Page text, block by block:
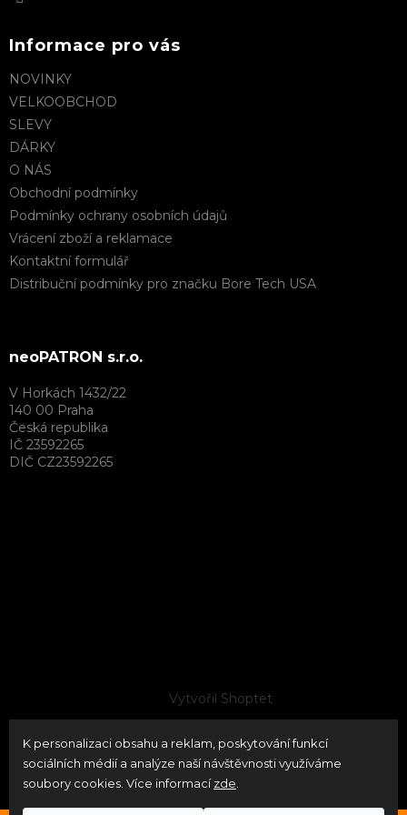
K personalizaci obsahu a reklam, poskytování funkcí
sociálních médií a analýze naší návštěvnosti využíváme
soubory cookies. Více informacízde
Informace pro vás
NOVINKY
VELKOOBCHOD
SLEVY
DÁRKY
O NÁS
Obchodní podmínky
Podmínky ochrany osobních údajů
Vrácení zboží a reklamace
Kontaktní formulář
Distribuční podmínky pro značku Bore Tech USA
neoPATRON s.r.o.
V Horkách 1432/22
140 00 Praha
Česká republika
IČ 23592265
DIČ CZ23592265
Vytvořil Shoptet
Copyright 2026neoPATRON . Všechna práva vyhrazena.
Upravit nastavení cookies